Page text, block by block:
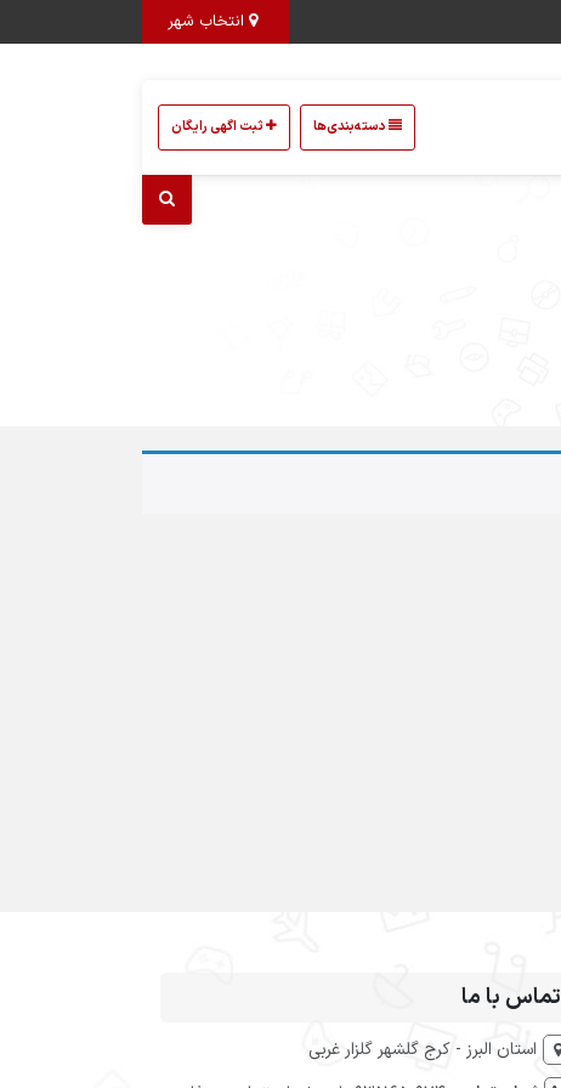
انتخاب شهر
دسته‌بندی‌ها ثبت اگهی رایگان
تماس با ما
استان البرز - کرج گلشهر گلزار غربی